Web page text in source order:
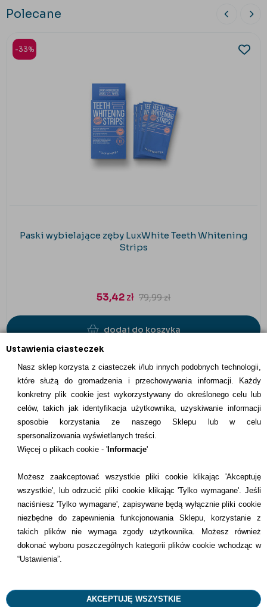
Ustawienia ciasteczek
Nasz sklep korzysta z ciasteczek i/lub innych podobnych technologii,
które służą do gromadzenia i przechowywania informacji. Każdy
konkretny plik cookie jest wykorzystywany do określonego celu lub
celów, takich jak identyfikacja użytkownika, uzyskiwanie informacji
sposobie korzystania ze naszego Sklepu lub w celu
spersonalizowania wyświetlanych treści.
Więcej o plikach cookie - 'Informacje'
Możesz zaakceptować wszystkie pliki cookie klikając 'Akceptuję
wszystkie', lub odrzucić pliki cookie klikając 'Tylko wymagane'. Jeśli
naciśniesz 'Tylko wymagane', zapisywane będą wyłącznie pliki cookie
niezbędne do zapewnienia funkcjonowania Sklepu, korzystanie z
takich plików nie wymaga zgody użytkownika. Możesz również
dokonać wyboru poszczególnych kategorii plików cookie wchodząc w
“Ustawienia”.
AKCEPTUJĘ WSZYSTKIE
Polecane
-33%
Paski wybielające zęby LuxWhite Teeth Whitening
Strips
53,42zł 79,99zł
dodaj do koszyka
INFORMACJE KONTAKTOWE
Informacje
Dostawcy
Kontakt
+48 22 113 4446
kontakt@dentilove.pl